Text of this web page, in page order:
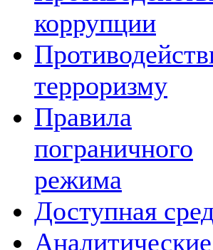
коррупции
терроризму
Правила
пограничного
режима
Доступная
Аналитические